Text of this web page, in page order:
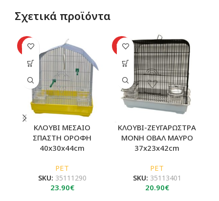
Σχετικά προϊόντα
HOT
ΚΛΟΥΒΙ ΜΕΣΑΙΟ
ΣΠΑΣΤΗ ΟΡΟΦΗ
40x30x44cm
PET
SKU: 35111290
23.90€
HOT
ΚΛΟΥΒΙ-ΖΕΥΓΑΡΩΣΤΡΑ
ΜΟΝΗ ΟΒΑΛ ΜΑΥΡΟ
37x23x42cm
PET
SKU: 35113401
20.90€